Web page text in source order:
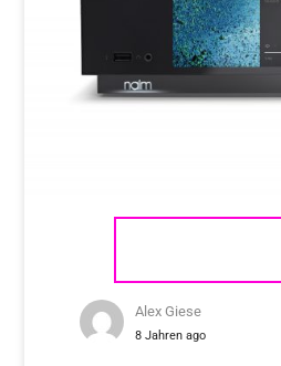
Alex Giese
8 Jahren ago